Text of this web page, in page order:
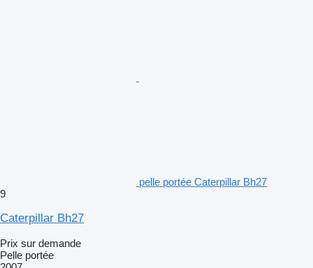
pelle portée Caterpillar Bh27
9
Caterpillar Bh27
Prix sur demande
Pelle portée